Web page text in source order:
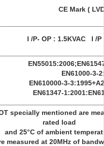
CE Mark (
I /P- OP : 1.5KVAC I /P
EN61000-3-
EN610000-3-
EN61347-
specially mentioned are
rated load
and 25°C of ambient
measured at 20MHz of